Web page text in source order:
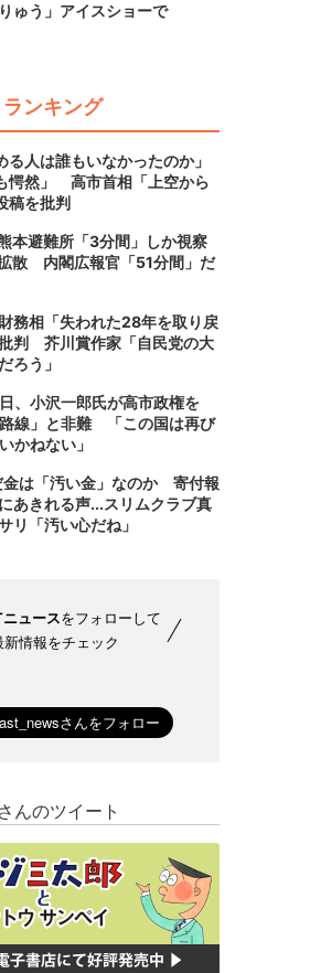
ゅう」アイスショーで
ンキング
る人は誰もいなかったのか」
愕然」 高市首相「上空から
稿を批判
本避難所「3分間」しか視察
散 内閣広報官「51分間」だ
務相「失われた28年を取り戻
判 芥川賞作家「自民党の大
ろう」
、小沢一郎氏が高市政権を
路線」と非難 「この国は再び
かねない」
金は「汚い金」なのか 寄付報
あきれる声...スリムクラブ真
リ「汚い心だね」
ュースをフォローして
新情報をチェック
んのツイート